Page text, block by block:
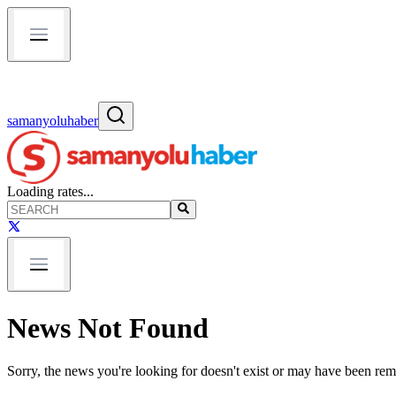
samanyoluhaber
Loading rates...
News Not Found
Sorry, the news you're looking for doesn't exist or may have been